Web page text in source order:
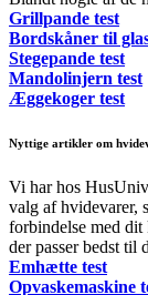
Grillpande test
Bordskåner til
Stegepande test
Mandolinjern test
Æggekoger test
Nyttige artikler om
Vi har hos
valg af hvidevarer,
forbindelse med dit
der passer bedst til
Emhætte test
Opvaskemaskine